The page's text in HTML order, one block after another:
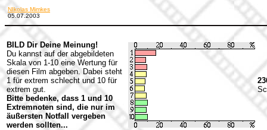
NIkolas Mimkes
05.07.2003
BILD Dir Deine Meinung!
Du kannst auf der abgebildeten
Skala von 1-10 eine Wertung für
diesen Film abgeben. Dabei steht
1 für extrem schlecht und 10 für
extrem gut.
Bitte bedenke, dass 1 und 10
Extremnoten sind, die nur im
äußersten Notfall vergeben
werden sollten...